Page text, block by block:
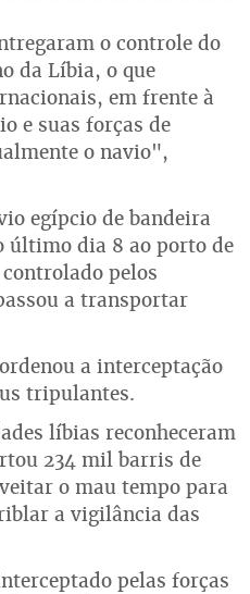
o controle do
da Líbia, o que
em frente à
e suas forças de
o navio",
egípcio de bandeira
último dia 8 ao porto de
pelos
a transportar
a interceptação
tripulantes.
líbias reconheceram
234 mil barris de
o mau tempo para
a vigilância das
pelas forças